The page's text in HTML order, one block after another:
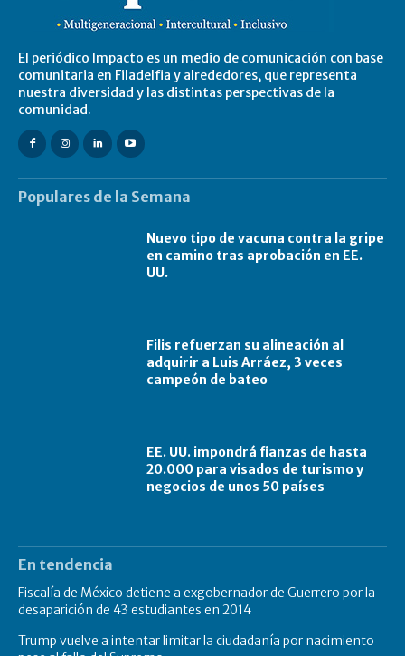
El periódico Impacto es un medio de comunicación con base
comunitaria en Filadelfia y alrededores, que representa
nuestra diversidad y las distintas perspectivas de la
comunidad.
Populares de la Semana
Nuevo tipo de vacuna contra la gripe
en camino tras aprobación en EE.
UU.
Filis refuerzan su alineación al
adquirir a Luis Arráez, 3 veces
campeón de bateo
EE. UU. impondrá fianzas de hasta
20.000 para visados de turismo y
negocios de unos 50 países
En tendencia
Fiscalía de México detiene a exgobernador de Guerrero por la
desaparición de 43 estudiantes en 2014
Trump vuelve a intentar limitar la ciudadanía por nacimiento